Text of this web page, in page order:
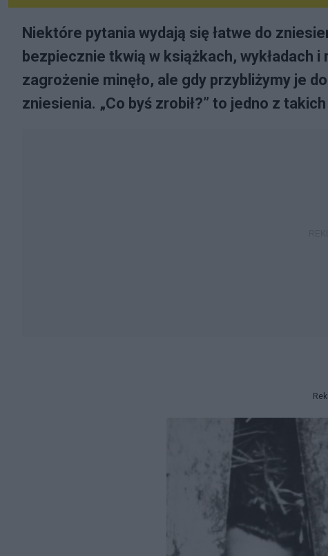
Niektóre pytania wydają się łatwe do
bezpiecznie tkwią w książkach, wykładach
zagrożenie minęło, ale gdy przybliżymy je
zniesienia. „Co byś zrobił?” to jedno z